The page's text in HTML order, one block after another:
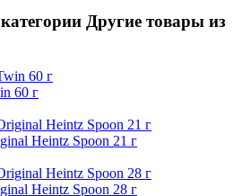
Другие товары из
60 г
Heintz Spoon 21 г
Heintz Spoon 28 г